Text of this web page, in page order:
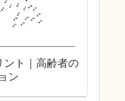
ント｜高齢者の
ン